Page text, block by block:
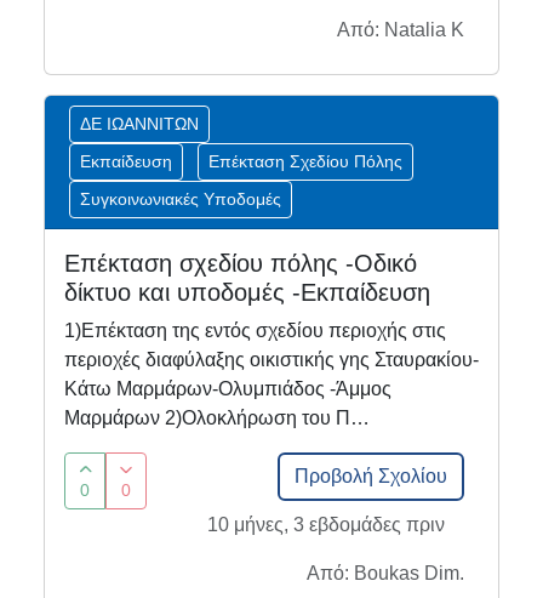
Από: Natalia K
ΔΕ ΙΩΑΝΝΙΤΩΝ
Εκπαίδευση
Επέκταση Σχεδίου Πόλης
Συγκοινωνιακές Υποδομές
Επέκταση σχεδίου πόλης -Οδικό
δίκτυο και υποδομές -Εκπαίδευση
1)Επέκταση της εντός σχεδίου περιοχής στις
περιοχές διαφύλαξης οικιστικής γης Σταυρακίου-
Κάτω Μαρμάρων-Ολυμπιάδος -Άμμος
Μαρμάρων 2)Ολοκλήρωση του Π…
0 0
Προβολή Σχολίου
10 μήνες, 3 εβδομάδες πριν
Από: Boukas Dim.